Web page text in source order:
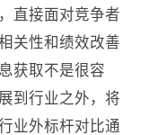
直接面对竞争者
关性和绩效改善
获取不是很容
到行业之外，将
业外标杆对比通